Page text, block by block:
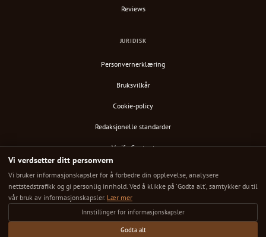
Reviews
JURIDISK
Personvernerklæring
Bruksvilkår
Cookie-policy
Redaksjonelle standarder
Verify Content
© 2025 Down Under Cafe. Alle rettigheter reservert.
Hver kafé kuratert. Hver anmeldelse ærlig. Din neste store kaffested er her.
Vi verdsetter ditt personvern
Vi bruker informasjonskapsler for å forbedre din opplevelse, analysere
nettstedstrafikk og gi personlig innhold. Ved å klikke på 'Godta alt', samtykker du til
vår bruk av informasjonskapsler. Lær mer
Innstillinger for informasjonskapsler
Godta alt